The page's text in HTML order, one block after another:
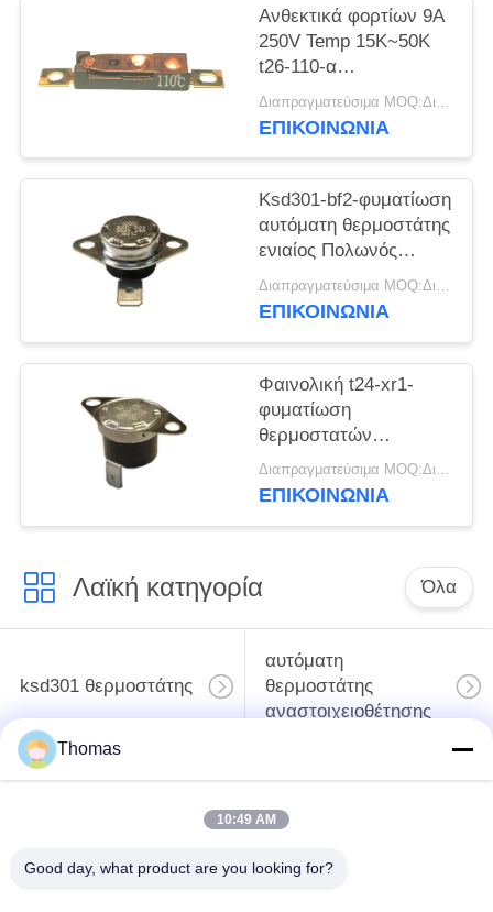
Ανθεκτικά φορτίων 9A
250V Temp 15K~50K
t26-110-α
αναστοιχειοθέτησης
θερμοστατών
ρεύματος αυτόματα
Διαπραγματεύσιμα MOQ:Διαπραγματεύσιμο
ΕΠΙΚΟΙΝΩΝΊΑ
Ksd301-bf2-φυματίωση
αυτόματη θερμοστάτης
ενιαίος Πολωνός
KSD301 - ενιαίος ρίξτε
το ύψος 12.4mm
Διαπραγματεύσιμα MOQ:Διαπραγματεύσιμο
ΕΠΙΚΟΙΝΩΝΊΑ
Φαινολική t24-xr1-
φυματίωση
θερμοστατών
αναστοιχειοθέτησης
περίπτωσης αυτόματη
Διαπραγματεύσιμα MOQ:Διαπραγματεύσιμο
ΕΠΙΚΟΙΝΩΝΊΑ
Λαϊκή κατηγορία Όλα
ksd301 θερμοστάτης
αυτόματη
θερμοστάτης
αναστοιχειοθέτησης
Χειρωνακτική
διακόπτης
Thomas
10:49 AM
Good day, what product are you looking for?